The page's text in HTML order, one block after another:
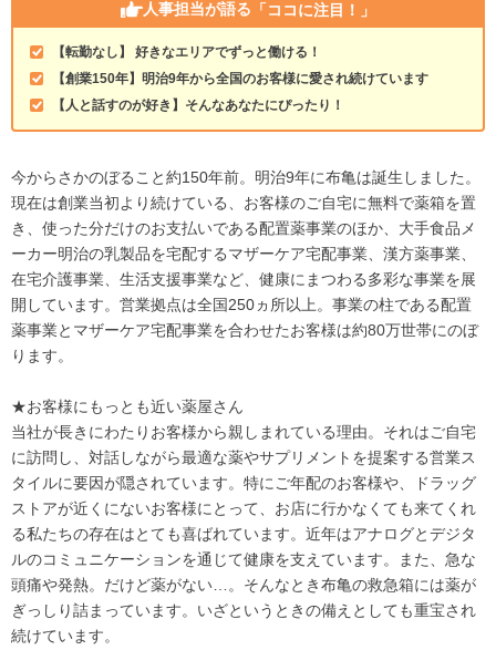
人事担当が語る 「ココに注目！」
【転勤なし】 好きなエリアでずっと働ける！
【創業150年】明治9年から全国のお客様に愛され続けています
【人と話すのが好き】そんなあなたにぴったり！
今からさかのぼること約150年前。明治9年に布亀は誕生しました。
現在は創業当初より続けている、お客様のご自宅に無料で薬箱を置
き、使った分だけのお支払いである配置薬事業のほか、大手食品メ
ーカー明治の乳製品を宅配するマザーケア宅配事業、漢方薬事業、
在宅介護事業、生活支援事業など、健康にまつわる多彩な事業を展
開しています。営業拠点は全国250ヵ所以上。事業の柱である配置
薬事業とマザーケア宅配事業を合わせたお客様は約80万世帯にのぼ
ります。
★お客様にもっとも近い薬屋さん
当社が長きにわたりお客様から親しまれている理由。それはご自宅
に訪問し、対話しながら最適な薬やサプリメントを提案する営業ス
タイルに要因が隠されています。特にご年配のお客様や、ドラッグ
ストアが近くにないお客様にとって、お店に行かなくても来てくれ
る私たちの存在はとても喜ばれています。近年はアナログとデジタ
ルのコミュニケーションを通じて健康を支えています。また、急な
頭痛や発熱。だけど薬がない…。そんなとき布亀の救急箱には薬が
ぎっしり詰まっています。いざというときの備えとしても重宝され
続けています。